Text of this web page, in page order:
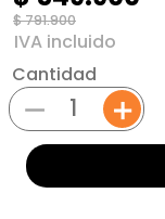
$791.900
Cantidad
＋
－